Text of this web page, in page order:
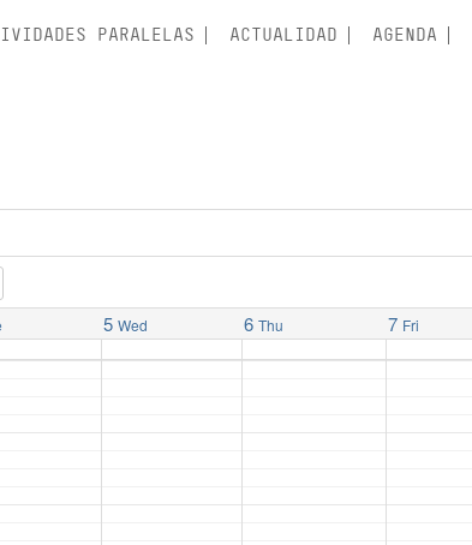
PARALELAS ACTUALIDAD AGENDA
5 Wed 6 Thu 7 Fri